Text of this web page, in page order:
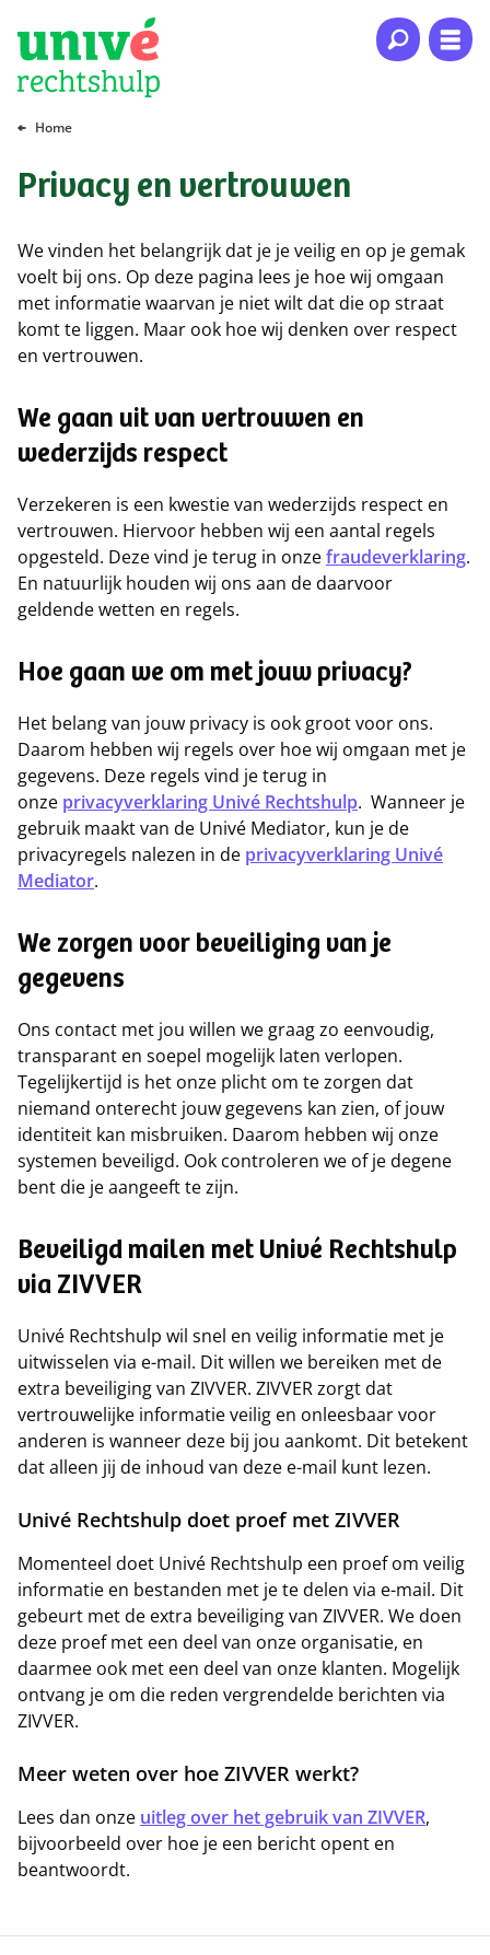
Naar hoofdinhoud
Naar hoofdnavigatie
Naar footer
Home
Privacy en vertrouwen
We vinden het belangrijk dat je je veilig en op je gemak
voelt bij ons. Op deze pagina lees je hoe wij omgaan
met informatie waarvan je niet wilt dat die op straat
komt te liggen. Maar ook hoe wij denken over respect
en vertrouwen.
We gaan uit van vertrouwen en
wederzijds respect
Verzekeren is een kwestie van wederzijds respect en
vertrouwen. Hiervoor hebben wij een aantal regels
opgesteld. Deze vind je terug in onzefraudeverklaring.
En natuurlijk houden wij ons aan de daarvoor
geldende wetten en regels.
Hoe gaan we om met jouw privacy?
Het belang van jouw privacy is ook groot voor ons.
Daarom hebben wij regels over hoe wij omgaan met je
gegevens. Deze regels vind je terug in
onze privacyverklaring Univé Rechtshulp. Wanneer je
gebruik maakt van de Univé Mediator, kun je de
privacyregels nalezen in de privacyverklaring Univé
Mediator.
We zorgen voor beveiliging van je
gegevens
Ons contact met jou willen we graag zo eenvoudig,
transparant en soepel mogelijk laten verlopen.
Tegelijkertijd is het onze plicht om te zorgen dat
niemand onterecht jouw gegevens kan zien, of jouw
identiteit kan misbruiken. Daarom hebben wij onze
systemen beveiligd. Ook controleren we of je degene
bent die je aangeeft te zijn.
Beveiligd mailen met Univé Rechtshulp
via ZIVVER
Univé Rechtshulp wil snel en veilig informatie met je
uitwisselen via e-mail. Dit willen we bereiken met de
extra beveiliging van ZIVVER. ZIVVER zorgt dat
vertrouwelijke informatie veilig en onleesbaar voor
anderen is wanneer deze bij jou aankomt. Dit betekent
dat alleen jij de inhoud van deze e-mail kunt lezen.
Univé Rechtshulp doet proef met ZIVVER
Momenteel doet Univé Rechtshulp een proef om veilig
informatie en bestanden met je te delen via e-mail. Dit
gebeurt met de extra beveiliging van ZIVVER. We doen
deze proef met een deel van onze organisatie, en
daarmee ook met een deel van onze klanten. Mogelijk
ontvang je om die reden vergrendelde berichten via
ZIVVER.
Meer weten over hoe ZIVVER werkt?
Lees dan onze uitleg over het gebruik van ZIVVER,
bijvoorbeeld over hoe je een bericht opent en
beantwoordt.